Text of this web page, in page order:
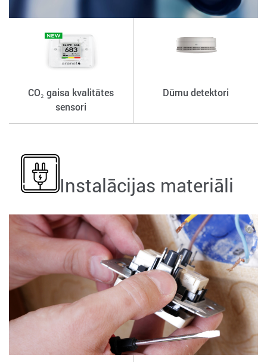
CO₂ gaisa kvalitātes
sensori
Dūmu detektori
Instalācijas materiāli